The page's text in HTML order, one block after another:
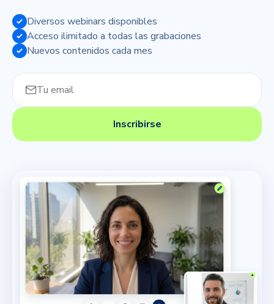
Diversos webinars disponibles
Acceso ilimitado a todas las grabaciones
Nuevos contenidos cada mes
Inscribirse